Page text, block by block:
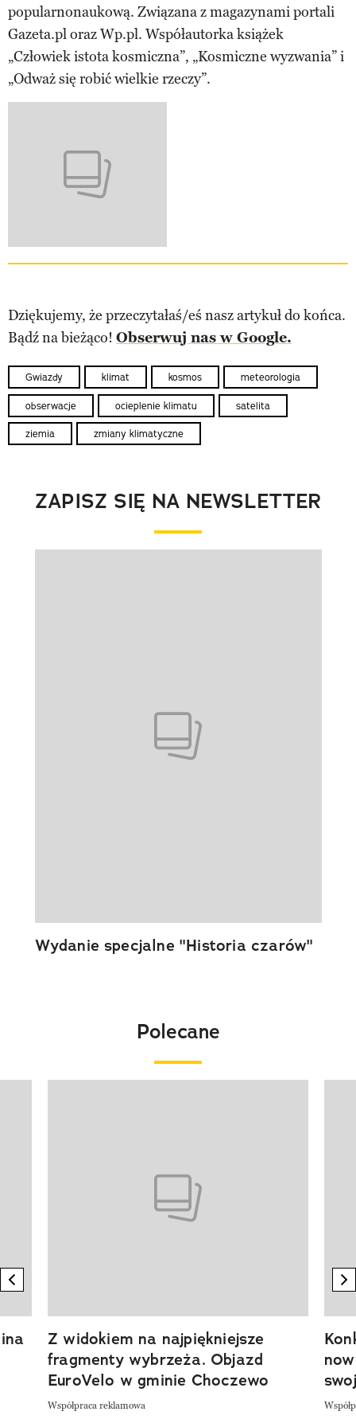
popularnonaukową. Związana z magazynami portali
Gazeta.pl oraz Wp.pl. Współautorka książek
„Człowiek istota kosmiczna”, „Kosmiczne wyzwania” i
„Odważ się robić wielkie rzeczy”.
Dziękujemy, że przeczytałaś/eś nasz artykuł do końca.
Bądź na bieżąco! Obserwuj nas w Google.
Gwiazdy klimat kosmos meteorologia
obserwacje ocieplenie klimatu satelita
ziemia zmiany klimatyczne
ZAPISZ SIĘ NA NEWSLETTER
Wydanie specjalne "Historia czarów"
Polecane
previous element
Z widokiem na najpiękniejsze
fragmenty wybrzeża. Objazd
EuroVelo w gminie Choczewo
Współpraca reklamowa